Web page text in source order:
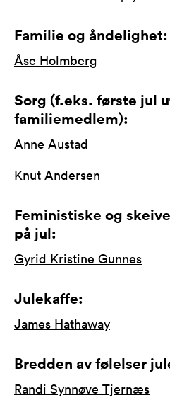
Familie og åndelighet:
Åse Holmberg
Sorg (f.eks. første jul
familiemedlem):
Anne Austad
Knut Andersen
Feministiske og
på jul:
Gyrid Kristine Gunnes
Julekaffe:
James Hathaway
Bredden av følelser
Randi Synnøve Tjernæs